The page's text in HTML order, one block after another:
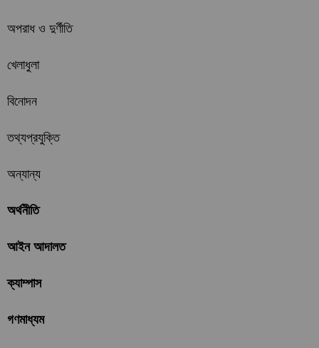
অপরাধ ও দুর্ণীতি
খেলাধুলা
বিনোদন
তথ্যপ্রযুক্তি
অন্যান্য
অর্থনীতি
আইন আদালত
ক্যাম্পাস
গণমাধ্যম